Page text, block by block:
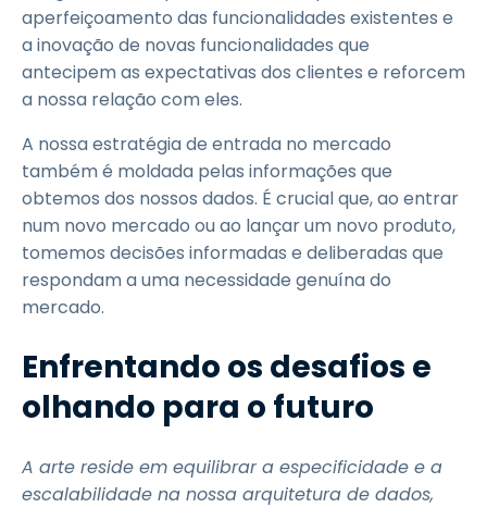
aperfeiçoamento das funcionalidades existentes e
a inovação de novas funcionalidades que
antecipem as expectativas dos clientes e reforcem
a nossa relação com eles.
A nossa estratégia de entrada no mercado
também é moldada pelas informações que
obtemos dos nossos dados. É crucial que, ao entrar
num novo mercado ou ao lançar um novo produto,
tomemos decisões informadas e deliberadas que
respondam a uma necessidade genuína do
mercado.
Enfrentando os desafios e
olhando para o futuro
A arte reside em equilibrar a especificidade e a
escalabilidade na nossa arquitetura de dados,